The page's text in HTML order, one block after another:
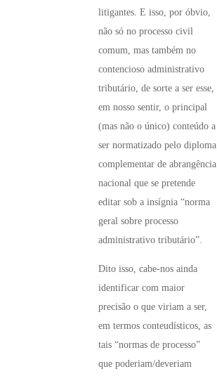
litigantes. E isso, por óbvio,
não só no processo civil
comum, mas também no
contencioso administrativo
tributário, de sorte a ser esse,
em nosso sentir, o principal
(mas não o único) conteúdo a
ser normatizado pelo diploma
complementar de abrangência
nacional que se pretende
editar sob a insígnia “norma
geral sobre processo
administrativo tributário”.
Dito isso, cabe-nos ainda
identificar com maior
precisão o que viriam a ser,
em termos conteudísticos, as
tais “normas de processo”
que poderiam/deveriam